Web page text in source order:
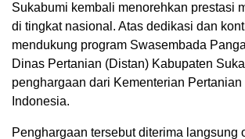
Sukabumi kembali menorehkan prestasi
di tingkat nasional. Atas dedikasi dan
mendukung program Swasembada
Dinas Pertanian (Distan) Kabupaten
penghargaan dari Kementerian
Indonesia.
Penghargaan tersebut diterima langsung